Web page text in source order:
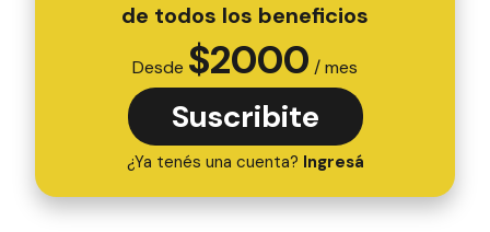
de todos los beneficios
Desde $2000 / mes
Suscribite
¿Ya tenés una cuenta? Ingresá